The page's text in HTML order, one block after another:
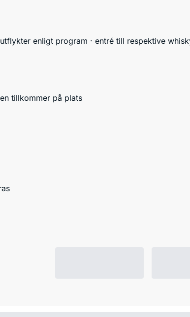
enligt program · entré till respektive
tillkommer på plats